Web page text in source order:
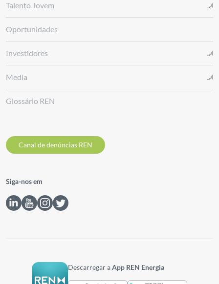
Talento Jovem
Oportunidades
Investidores
Media
Glossário REN
Canal de denúncias REN
Siga-nos em
Descarregar aApp REN Energia